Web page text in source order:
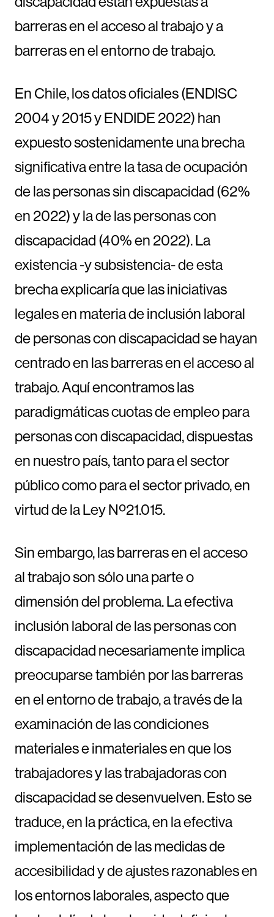
barreras en el acceso al trabajo y a
barreras en el entorno de trabajo.
En Chile, los datos oficiales (ENDISC
2004 y 2015 y ENDIDE 2022) han
expuesto sostenidamente una brecha
significativa entre la tasa de ocupación
de las personas sin discapacidad (62%
en 2022) y la de las personas con
discapacidad (40% en 2022). La
existencia -y subsistencia- de esta
brecha explicaría que las iniciativas
legales en materia de inclusión laboral
de personas con discapacidad se hayan
centrado en las barreras en el acceso al
trabajo. Aquí encontramos las
paradigmáticas cuotas de empleo para
personas con discapacidad, dispuestas
en nuestro país, tanto para el sector
público como para el sector privado, en
virtud de la Ley Nº21.015.
Sin embargo, las barreras en el acceso
al trabajo son sólo una parte o
dimensión del problema. La efectiva
inclusión laboral de las personas con
discapacidad necesariamente implica
preocuparse también por las barreras
en el entorno de trabajo, a través de la
examinación de las condiciones
materiales e inmateriales en que los
trabajadores y las trabajadoras con
discapacidad se desenvuelven. Esto se
traduce, en la práctica, en la efectiva
implementación de las medidas de
accesibilidad y de ajustes razonables en
los entornos laborales, aspecto que